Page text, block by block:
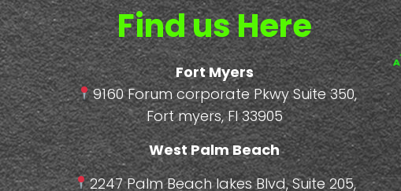
Find us Here
Fort Myers
9160 Forum corporate Pkwy Suite 350,
Fort myers, Fl 33905
West Palm Beach
2247 Palm Beach lakes Blvd, Suite 205,